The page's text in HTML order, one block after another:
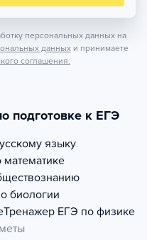
персональных данных на
данных и принимаете
соглашения.
подготовке к ЕГЭ
языку
биологии
Тренажер ЕГЭ по физике